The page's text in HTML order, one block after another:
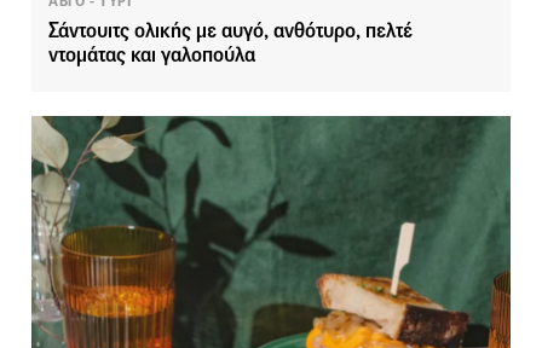
Σάντουιτς ολικής με αυγό, ανθότυρο, πελτέ
ντομάτας και γαλοπούλα